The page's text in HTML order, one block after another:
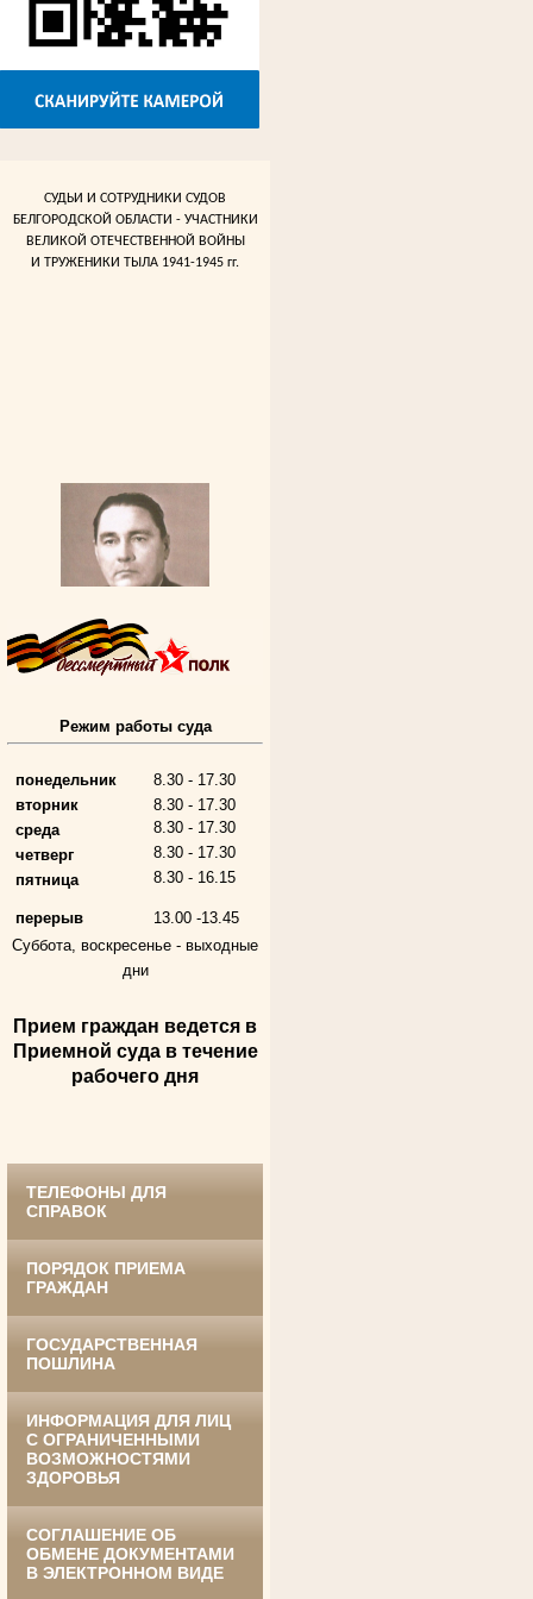
СУДЬИ И СОТРУДНИКИ СУДОВ
БЕЛГОРОДСКОЙ ОБЛАСТИ - УЧАСТНИКИ
ВЕЛИКОЙ ОТЕЧЕСТВЕННОЙ ВОЙНЫ
И ТРУЖЕНИКИ ТЫЛА 1941-1945 гг.
Алферьев Сергей Григорьевич
Участник Великой Отечественной войны
народного суда
в период с 1954 по 1982 гг.
Андрющенкова Тамара Ивановна
Труженица тыла в годы
Великой Отечественной войны
Судья Белгородского областного суда
Ануприенко Иван Васильевич
Участник Великой Отечественной войны
в период с 1965 по 1984 гг.
Режим работы суда
понедельник
8.30 - 17.30
вторник
8.30 - 17.30
среда
8.30 - 17.30
четверг
8.30 - 17.30
пятница
8.30 - 16.15
перерыв
13.00 -13.45
Суббота, воскресенье - выходные
дни
Прием граждан ведется в
Приемной суда в течение
рабочего дня
ТЕЛЕФОНЫ ДЛЯ
СПРАВОК
ПОРЯДОК ПРИЕМА
ГРАЖДАН
ГОСУДАРСТВЕННАЯ
ПОШЛИНА
ИНФОРМАЦИЯ ДЛЯ ЛИЦ
С ОГРАНИЧЕННЫМИ
ВОЗМОЖНОСТЯМИ
ЗДОРОВЬЯ
СОГЛАШЕНИЕ ОБ
ОБМЕНЕ ДОКУМЕНТАМИ
В ЭЛЕКТРОННОМ ВИДЕ